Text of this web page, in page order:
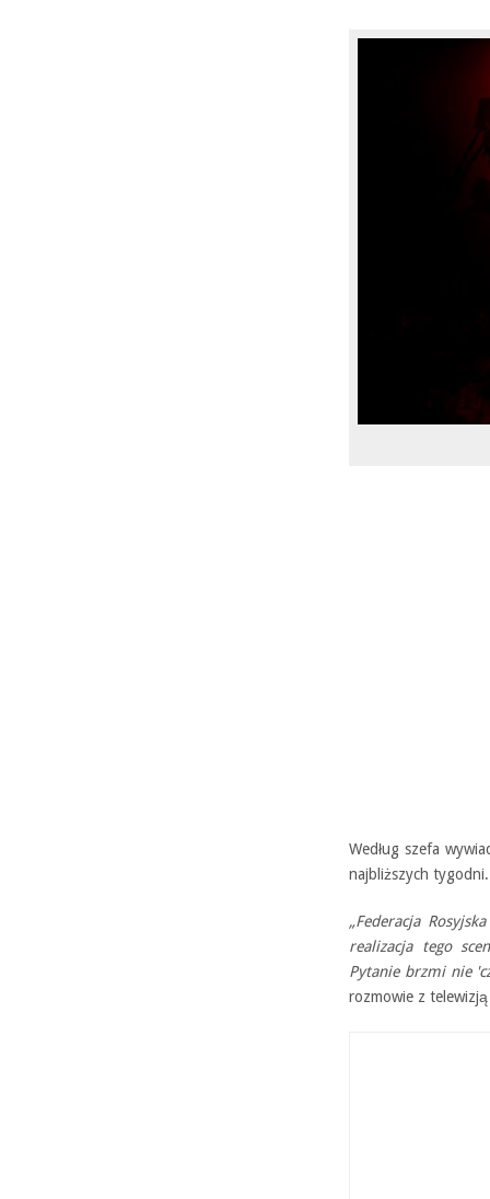
Według szefa
najbliższych
„Federacja
realizacja tego
Pytanie brzmi nie
rozmowie z